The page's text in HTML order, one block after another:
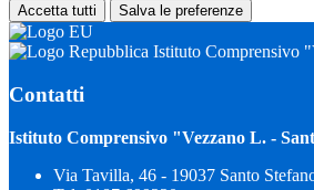
Accetta tutti Salva le preferenze
Istituto Comprensivo
Contatti
Istituto Comprensivo "Vezzano L. -
Via Tavilla, 46 - 19037 Santo